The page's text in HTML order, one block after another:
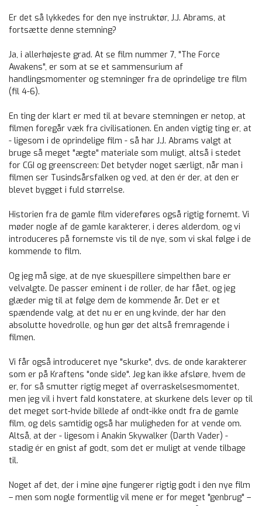
Er det så lykkedes for den nye instruktør, J.J. Abrams, at
fortsætte denne stemning?
Ja, i allerhøjeste grad. At se film nummer 7, "The Force
Awakens", er som at se et sammensurium af
handlingsmomenter og stemninger fra de oprindelige tre film
(fil 4-6).
En ting der klart er med til at bevare stemningen er netop, at
filmen foregår væk fra civilisationen. En anden vigtig ting er, at
- ligesom i de oprindelige film - så har J.J. Abrams valgt at
bruge så meget "ægte" materiale som muligt, altså i stedet
for CGI og greenscreen: Det betyder noget særligt, når man i
filmen ser Tusindsårsfalken og ved, at den ér der, at den er
blevet bygget i fuld størrelse.
Historien fra de gamle film videreføres også rigtig fornemt. Vi
møder nogle af de gamle karakterer, i deres alderdom, og vi
introduceres på fornemste vis til de nye, som vi skal følge i de
kommende to film.
Og jeg må sige, at de nye skuespillere simpelthen bare er
velvalgte. De passer eminent i de roller, de har fået, og jeg
glæder mig til at følge dem de kommende år. Det er et
spændende valg, at det nu er en ung kvinde, der har den
absolutte hovedrolle, og hun gør det altså fremragende i
filmen.
Vi får også introduceret nye "skurke", dvs. de onde karakterer
som er på Kraftens "onde side". Jeg kan ikke afsløre, hvem de
er, for så smutter rigtig meget af overraskelsesmomentet,
men jeg vil i hvert fald konstatere, at skurkene dels lever op til
det meget sort-hvide billede af ondt-ikke ondt fra de gamle
film, og dels samtidig også har muligheden for at vende om.
Altså, at der - ligesom i Anakin Skywalker (Darth Vader) -
stadig ér en gnist af godt, som det er muligt at vende tilbage
til.
Noget af det, der i mine øjne fungerer rigtig godt i den nye film
– men som nogle formentlig vil mene er for meget "genbrug" –